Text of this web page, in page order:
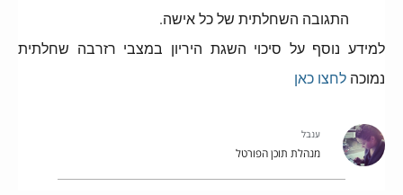
התגובה השחלתית של כל אישה.
למידע נוסף על סיכוי השגת היריון במצבי רזרבה שחלתית
נמוכה לחצו כאן
ענבל
מנהלת תוכן הפורטל